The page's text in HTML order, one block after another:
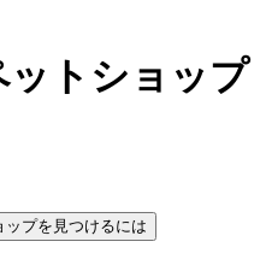
ットショップ
ップを見つけるには